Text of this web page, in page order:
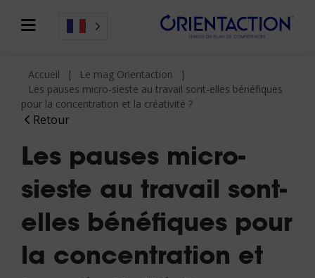
Retour
Accueil
Le mag Orientaction
Les pauses micro-sieste au travail sont-elles bénéfiques
pour la concentration et la créativité ?
Les pauses micro-
sieste au travail sont-
elles bénéfiques pour
la concentration et